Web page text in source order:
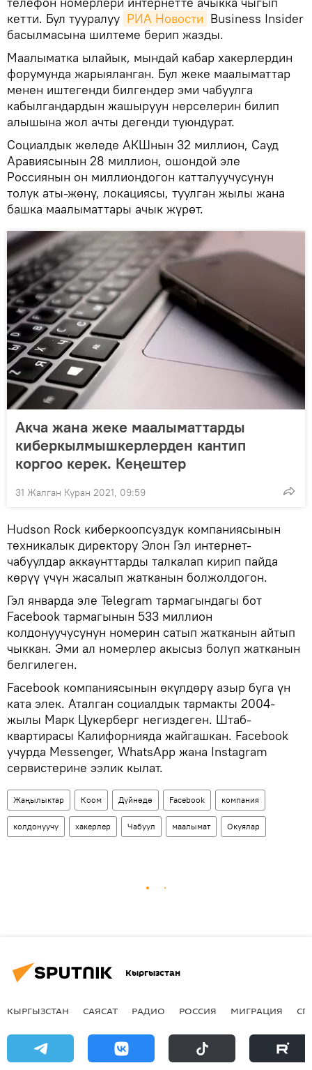
кетти. Бул тууралуу РИА Новости Business Insider
басылмасына шилтеме берип жазды.
Маалыматка ылайык, мындай кабар хакерлердин
форумунда жарыяланган. Бул жеке маалыматтар
менен иштегенди билгендер эми чабуулга
кабылгандардын жашыруун нерселерин билип
алышына жол ачты дегенди туюндурат.
Социалдык желеде АКШнын 32 миллион, Сауд
Аравиясынын 28 миллион, ошондой эле
Россиянын он миллиондогон катталуучусунун
толук аты-жөнү, локациясы, туулган жылы жана
башка маалыматтары ачык жүрөт.
Акча жана жеке маалыматтарды
киберкылмышкерлерден кантип
коргоо керек. Кеңештер
31 Жалган Куран 2021, 09:59
Hudson Rock киберкоопсуздук компаниясынын
техникалык директору Элон Гэл интернет-
чабуулдар аккаунттарды талкалап кирип пайда
көрүү үчүн жасалып жатканын болжолдогон.
Гэл январда эле Telegram тармагындагы бот
Facebook тармагынын 533 миллион
колдонуучусунун номерин сатып жатканын айтып
чыккан. Эми ал номерлер акысыз болуп жатканын
белгилеген.
Facebook компаниясынын өкүлдөрү азыр буга үн
ката элек. Аталган социалдык тармакты 2004-
жылы Марк Цукерберг негиздеген. Штаб-
квартирасы Калифорнияда жайгашкан. Facebook
учурда Messenger, WhatsApp жана Instagram
сервистерине ээлик кылат.
Жаңылыктар Коом Дүйнөдө Facebook компания
колдонуучу хакерлер Чабуул маалымат Окуялар
Кыргызстан
КЫРГЫЗСТАН САЯСАТ РАДИО РОССИЯ МИГРАЦИЯ